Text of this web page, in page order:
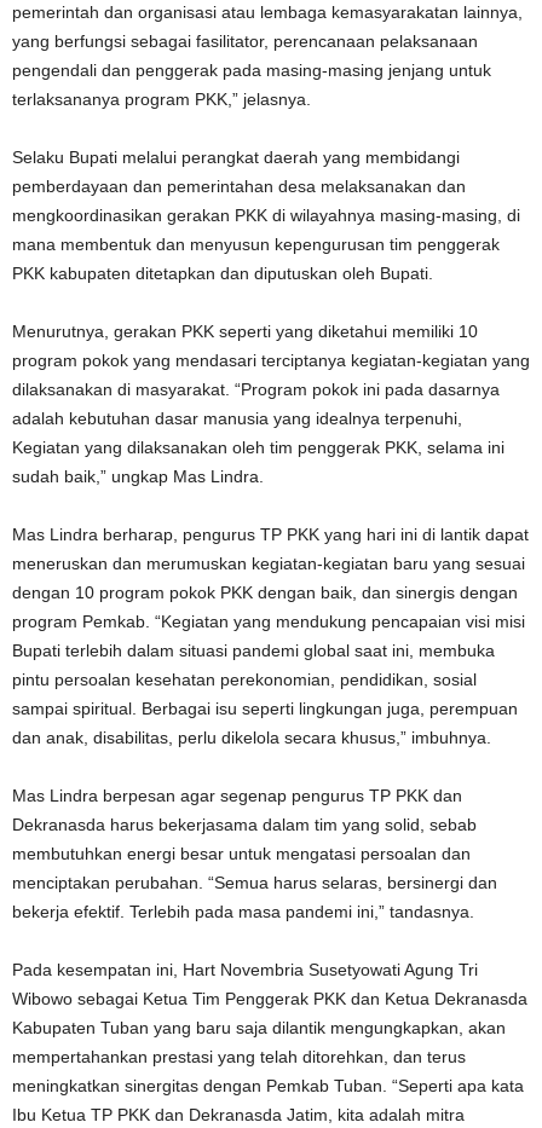
pemerintah dan organisasi atau lembaga kemasyarakatan lainnya,
yang berfungsi sebagai fasilitator, perencanaan pelaksanaan
pengendali dan penggerak pada masing-masing jenjang untuk
terlaksananya program PKK,” jelasnya.
Selaku Bupati melalui perangkat daerah yang membidangi
pemberdayaan dan pemerintahan desa melaksanakan dan
mengkoordinasikan gerakan PKK di wilayahnya masing-masing, di
mana membentuk dan menyusun kepengurusan tim penggerak
PKK kabupaten ditetapkan dan diputuskan oleh Bupati.
Menurutnya, gerakan PKK seperti yang diketahui memiliki 10
program pokok yang mendasari terciptanya kegiatan-kegiatan yang
dilaksanakan di masyarakat. “Program pokok ini pada dasarnya
adalah kebutuhan dasar manusia yang idealnya terpenuhi,
Kegiatan yang dilaksanakan oleh tim penggerak PKK, selama ini
sudah baik,” ungkap Mas Lindra.
Mas Lindra berharap, pengurus TP PKK yang hari ini di lantik dapat
meneruskan dan merumuskan kegiatan-kegiatan baru yang sesuai
dengan 10 program pokok PKK dengan baik, dan sinergis dengan
program Pemkab. “Kegiatan yang mendukung pencapaian visi misi
Bupati terlebih dalam situasi pandemi global saat ini, membuka
pintu persoalan kesehatan perekonomian, pendidikan, sosial
sampai spiritual. Berbagai isu seperti lingkungan juga, perempuan
dan anak, disabilitas, perlu dikelola secara khusus,” imbuhnya.
Mas Lindra berpesan agar segenap pengurus TP PKK dan
Dekranasda harus bekerjasama dalam tim yang solid, sebab
membutuhkan energi besar untuk mengatasi persoalan dan
menciptakan perubahan. “Semua harus selaras, bersinergi dan
bekerja efektif. Terlebih pada masa pandemi ini,” tandasnya.
Pada kesempatan ini, Hart Novembria Susetyowati Agung Tri
Wibowo sebagai Ketua Tim Penggerak PKK dan Ketua Dekranasda
Kabupaten Tuban yang baru saja dilantik mengungkapkan, akan
mempertahankan prestasi yang telah ditorehkan, dan terus
meningkatkan sinergitas dengan Pemkab Tuban. “Seperti apa kata
Ibu Ketua TP PKK dan Dekranasda Jatim, kita adalah mitra